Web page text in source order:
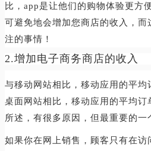
比，app是让他们的购物体验更方
可避免地会增加您商店的收入，而
注的事情！
2.增加电子商务商店的收入
与移动网站相比，移动应用的平
桌面网站相比，移动应用的平均
所述，有很多原因，但最重要的一
如果你在网上销售，顾客只有在